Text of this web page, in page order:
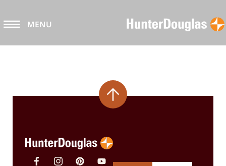
MENU